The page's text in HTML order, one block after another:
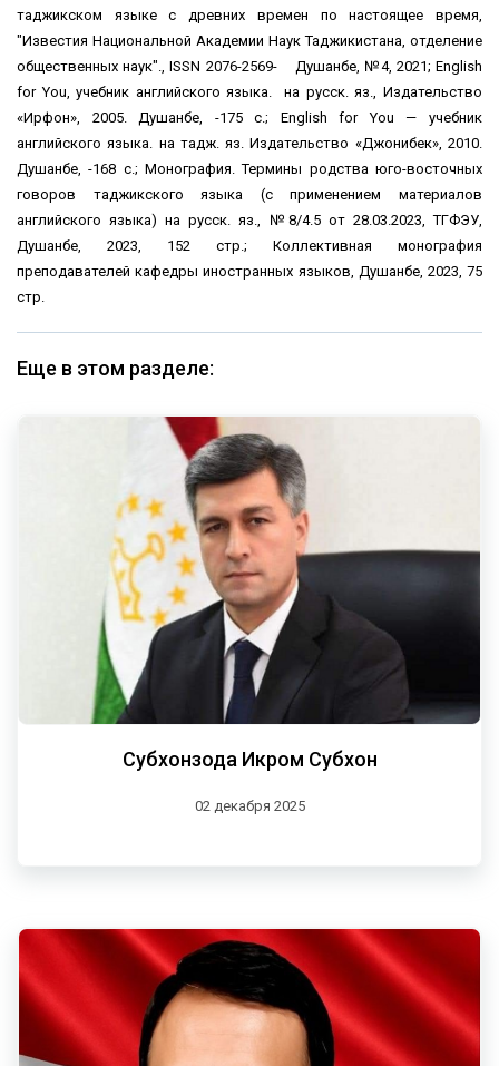
таджикском языке с древних времен по настоящее время,
"Известия Национальной Академии Наук Таджикистана, отделение
общественных наук"., ISSN 2076-2569- Душанбе, №4, 2021; English
for You, учебник английского языка. на русск. яз., Издательство
«Ирфон», 2005. Душанбе, -175 с.; English for You — учебник
английского языка. на тадж. яз. Издательство «Джонибек», 2010.
Душанбе, -168 с.; Монография. Термины родства юго-восточных
говоров таджикского языка (с применением материалов
английского языка) на русск. яз., №8/4.5 от 28.03.2023, ТГФЭУ,
Душанбе, 2023, 152 стр.; Коллективная монография
преподавателей кафедры иностранных языков, Душанбе, 2023, 75
стр.
Еще в этом разделе:
Субхонзода Икром Субхон
02 декабря 2025